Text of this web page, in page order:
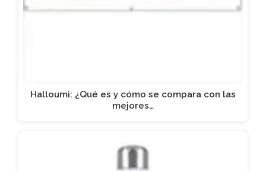
Halloumi: ¿Qué es y cómo se compara con las
mejores…